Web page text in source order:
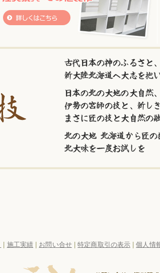
古代日本の神のふるさと
新大陸北海道へ大志を抱
日本の北の大地の大自然
伊勢の宮師の技と、新し
まさに匠の技と大自然の
北の大地 北海道から匠の
北大味を一度お試しを
施工実績 お問い合せ|特定商取引の表示 |個人情